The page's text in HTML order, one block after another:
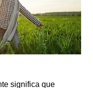
significa que